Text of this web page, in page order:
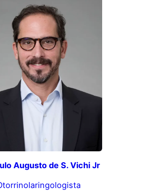
Augusto de S. Vichi Jr